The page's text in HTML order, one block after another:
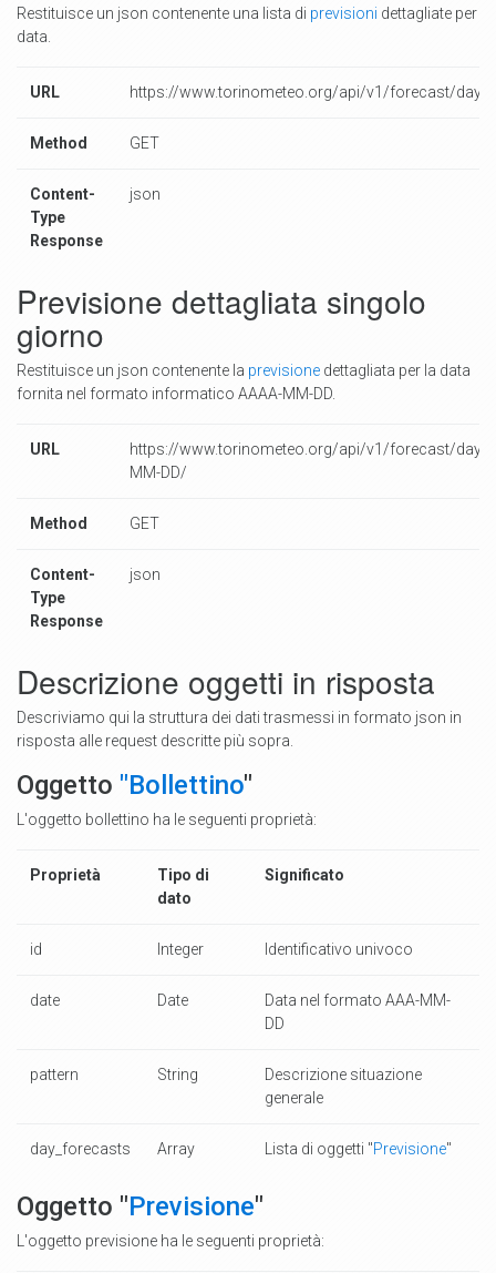
Restituisce un json contenente una lista di previsioni dettagliate per
data.
URL https://www.torinometeo.org/api/v1/forecast/day/
Method GET
Content-
Type
Response
json
Previsione dettagliata singolo
giorno
Restituisce un json contenente la previsione dettagliata per la data
fornita nel formato informatico AAAA-MM-DD.
URL
https://www.torinometeo.org/api/v1/forecast/day/
MM-DD/
Method GET
Content-
Type
Response
json
Descrizione oggetti in risposta
Descriviamo qui la struttura dei dati trasmessi in formato json in
risposta alle request descritte più sopra.
Oggetto "Bollettino"
L'oggetto bollettino ha le seguenti proprietà:
Proprietà
Tipo di
dato
Significato
id Integer Identificativo univoco
date Date
Data nel formato AAA-MM-
DD
pattern String
Descrizione situazione
generale
day_forecasts Array Lista di oggetti "Previsione"
Oggetto "Previsione"
L'oggetto previsione ha le seguenti proprietà: